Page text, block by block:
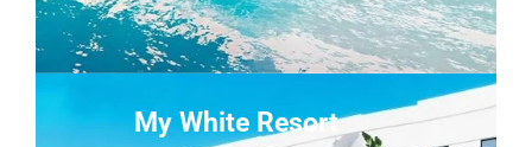
My White Resort